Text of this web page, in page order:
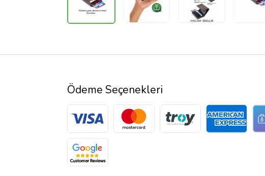
Ödeme Seçenekleri